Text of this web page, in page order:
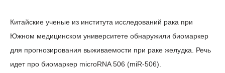
Китайские ученые из института исследований рака при
Южном медицинском университете обнаружили биомаркер
для прогнозирования выживаемости при раке желудка. Речь
идет про биомаркер microRNA 506 (miR-506).